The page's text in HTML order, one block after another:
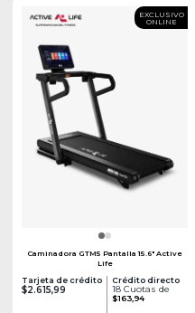
EXCLUSIVO
ONLINE
Caminadora GTM5 Pantalla 15.6" Active
Life
Tarjeta de crédito
$2.615,99
Crédito directo
18 Cuotas de
$163,94